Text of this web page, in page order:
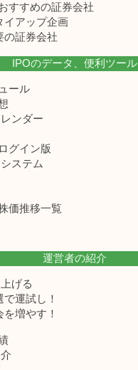
すすめの証券会社
イアップ企画
の証券会社
IPOのデータ、便利ツール
ール
レンダー
グイン版
ステム
価推移一覧
運営者の紹介
げる
運試し！
を増やす！